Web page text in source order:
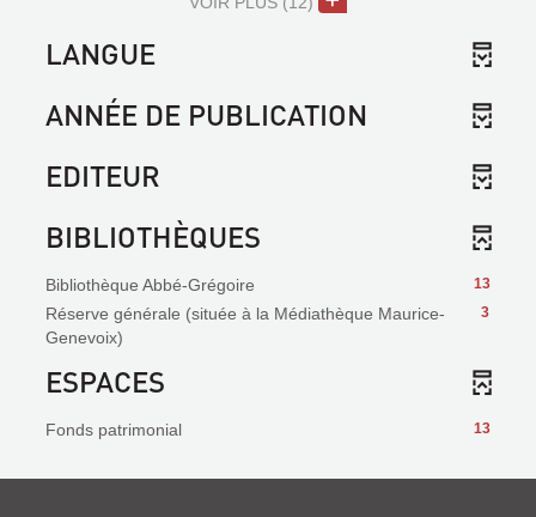
LANGUE
ANNÉE DE PUBLICATION
EDITEUR
BIBLIOTHÈQUES
13
Bibliothèque Abbé-Grégoire
3
Réserve générale (située à la Médiathèque Maurice-
Genevoix)
ESPACES
13
Fonds patrimonial